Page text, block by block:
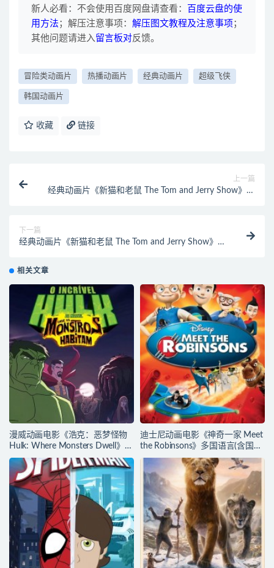
新人必看：不会使用百度网盘请查看：
百度云盘的使
用方法 ；解压注意事项： 解压图文教程及注意事项 ；
其他问题请进入留言板对反馈。
冒险类动画片 热播动画片 经典动画片 超级飞侠
韩国动画片
收藏 链接
上一篇
经典动画片《新猫和老鼠 The Tom and Jerry Show》第
下一篇
经典动画片《新猫和老鼠 The Tom and Jerry Show》第
鼠全集下载
相关文章
漫威动画电影《浩克：恶梦怪物
Hulk: Where Monsters Dwell》多
国语言(含国语)+多国字幕(含中文)
官方纯净收藏版
720P/MKV/2.15G 漫威动画片下
载
迪士尼动画电影《神奇一家 Meet
the Robinsons》多国语言(含国
语)+多国字幕(含中文) 官方纯净收
藏版 720P/MKV/3.66G 动画片神
奇一家下载